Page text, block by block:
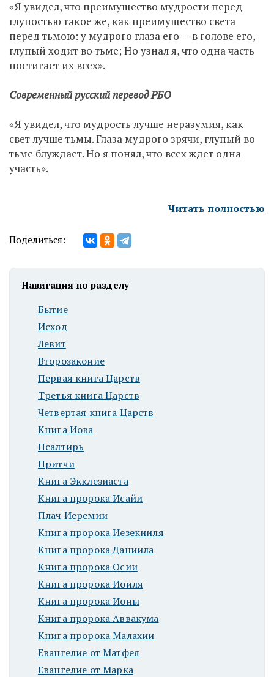
«Я увидел, что преимущество мудрости перед
глупостью такое же, как преимущество света
перед тьмою: у мудрого глаза его — в голове его,
глупый ходит во тьме; Но узнал я, что одна часть
постигает их всех».
Современный русский перевод РБО
«Я увидел, что мудрость лучше неразумия, как
свет лучше тьмы. Глаза мудрого зрячи, глупый во
тьме блуждает. Но я понял, что всех ждет одна
участь».
Читать полностью
Поделиться:
Навигация по разделу
Бытие
Исход
Левит
Второзаконие
Первая книга Царств
Третья книга Царств
Четвертая книга Царств
Книга Иова
Псалтирь
Притчи
Книга Экклезиаста
Книга пророка Исайи
Плач Иеремии
Книга пророка Иезекииля
Книга пророка Даниила
Книга пророка Осии
Книга пророка Иоиля
Книга пророка Ионы
Книга пророка Аввакума
Книга пророка Малахии
Евангелие от Матфея
Евангелие от Марка